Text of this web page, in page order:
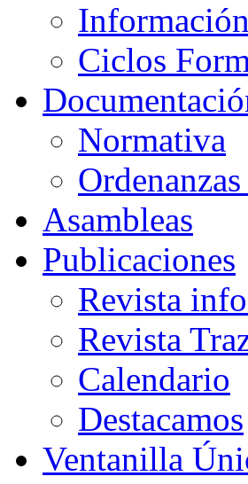
Ciclos
Normativa
Asambleas
Publicaciones
Revista
Revista
Calendario
Destacamos
Ventanilla